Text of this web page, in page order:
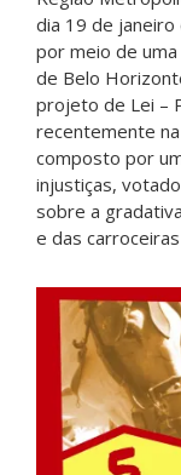
dia 19 de janeiro
por meio de uma
de Belo
projeto de Lei –
recentemente
composto por
injustiças,
sobre a
e das